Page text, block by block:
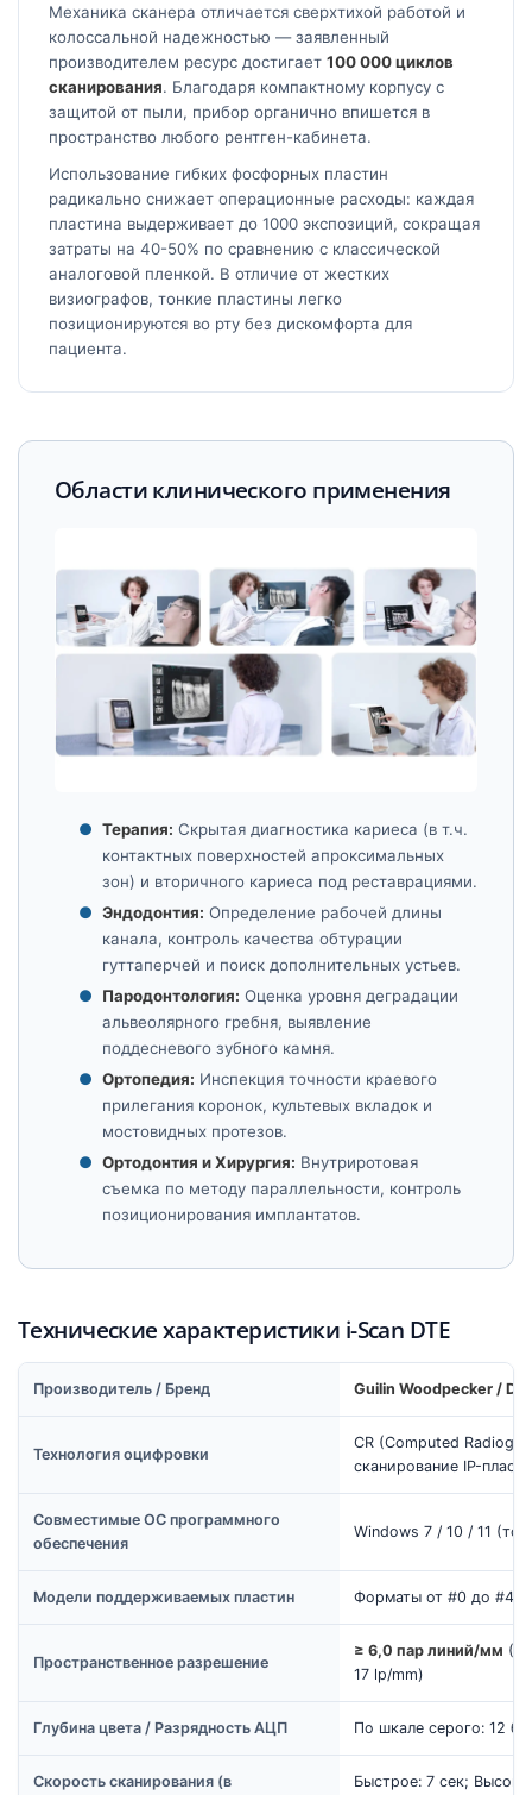
Механика сканера отличается сверхтихой работой и
колоссальной надежностью — заявленный
производителем ресурс достигает 100 000 циклов
сканирования. Благодаря компактному корпусу с
защитой от пыли, прибор органично впишется в
пространство любого рентген-кабинета.
Использование гибких фосфорных пластин
радикально снижает операционные расходы: каждая
пластина выдерживает до 1000 экспозиций, сокращая
затраты на 40-50% по сравнению с классической
аналоговой пленкой. В отличие от жестких
визиографов, тонкие пластины легко
позиционируются во рту без дискомфорта для
пациента.
Области клинического применения
Терапия: Скрытая диагностика кариеса (в т.ч.
контактных поверхностей апроксимальных
зон) и вторичного кариеса под реставрациями.
Эндодонтия: Определение рабочей длины
канала, контроль качества обтурации
гуттаперчей и поиск дополнительных устьев.
Пародонтология: Оценка уровня деградации
альвеолярного гребня, выявление
поддесневого зубного камня.
Ортопедия: Инспекция точности краевого
прилегания коронок, культевых вкладок и
мостовидных протезов.
Ортодонтия и Хирургия: Внутриротовая
съемка по методу параллельности, контроль
позиционирования имплантатов.
Технические характеристики i-Scan DTE
Производитель / Бренд Guilin Woodpecker /
Технология оцифровки
CR (Computed
сканирование IP-
Совместимые ОС программного
обеспечения
Windows 7 / 10 / 11
Модели поддерживаемых пластин Форматы от #0 до #4
Пространственное разрешение
≥ 6,0 пар линий/мм
17 lp/mm)
Глубина цвета / Разрядность АЦП По шкале серого: 12
Скорость сканирования (в
Быстрое: 7 сек;